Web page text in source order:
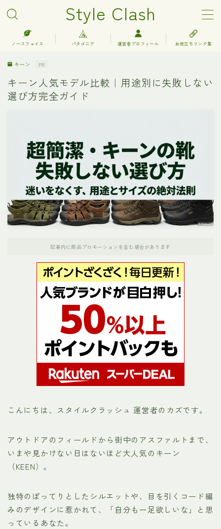
Style Clash
MENU
アークテリクス
エルエルビーン
グレゴリー
コロンビア
サロモン
パタゴニア
ホカオネオネ（HOKA）
ノースフェイス
ノースフェイス パタゴニア 運営者プロフィール お役立ちリンク集
キーン PR
キーン人気モデル比較｜用途別に失敗しない
選び方完全ガイド
記事内に商品プロモーションを含む場合があります
こんにちは、スタイルクラッシュ 運営者のカズです。
アウトドアのフィールドから街中のアスファルトまで、
いまや見かけない日はないほど大人気のキーン
（KEEN）。
独特のぽってりとしたシルエットや、目を引くコード編
みのデザインに惹かれて、「自分も一足欲しいな」と思
っているあなた。